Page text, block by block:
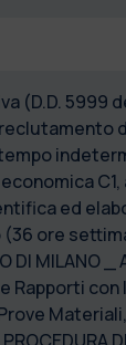
(D.D. 5999
ed
ore
DI MILANO _
Rapporti con